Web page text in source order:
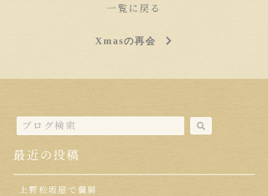
一覧に戻る
Xmasの再会
最近の投稿
上野松坂屋で個展